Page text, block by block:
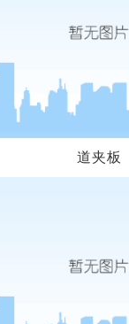
道夹板